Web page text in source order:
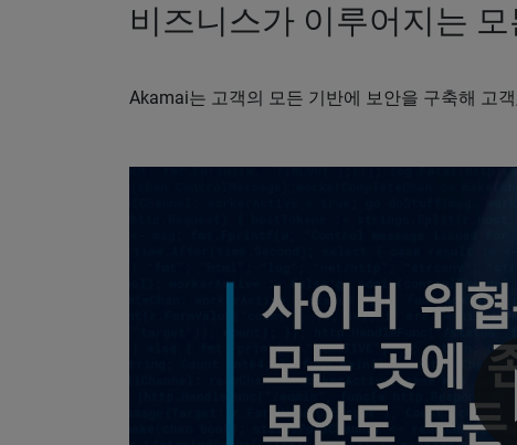
비즈니스가 이루어지는
Akamai는 고객의 모든 기반에 보안을 구축해 고